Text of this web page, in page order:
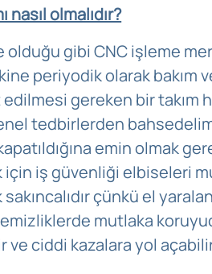
olmalıdır?
gibi CNC işleme
periyodik olarak bakım
gereken bir takım
tedbirlerden
emin olmak
iş güvenliği elbiseleri
çünkü el
temizliklerde mutlaka
ve ciddi kazalara yol